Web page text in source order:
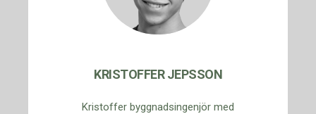
KRISTOFFER JEPSSON
Kristoffer byggnadsingenjör med